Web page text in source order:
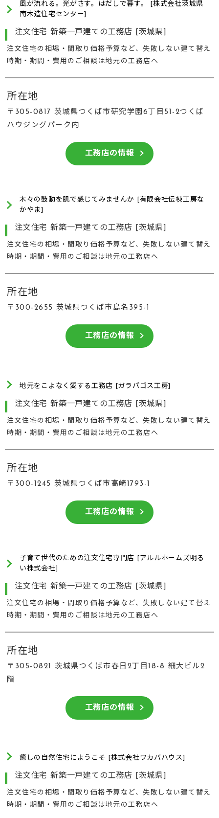
風が流れる。光がさす。はだしで暮す。 [株式会社茨城県
南木造住宅センター]
注文住宅 新築一戸建ての工務店 [茨城県]
注文住宅の相場・間取り価格予算など、失敗しない建て替え
時期・期間・費用のご相談は地元の工務店へ
所在地
〒305-0817 茨城県つくば市研究学園6丁目51-2つくば
ハウジングパーク内
工務店の情報
木々の鼓動を肌で感じてみませんか [有限会社伝棟工房な
かやま]
注文住宅 新築一戸建ての工務店 [茨城県]
注文住宅の相場・間取り価格予算など、失敗しない建て替え
時期・期間・費用のご相談は地元の工務店へ
所在地
〒300-2655 茨城県つくば市島名395-1
工務店の情報
地元をこよなく愛する工務店 [ガラパゴス工房]
注文住宅 新築一戸建ての工務店 [茨城県]
注文住宅の相場・間取り価格予算など、失敗しない建て替え
時期・期間・費用のご相談は地元の工務店へ
所在地
〒300-1245 茨城県つくば市高崎1793-1
工務店の情報
子育て世代のための注文住宅専門店 [アルルホームズ明る
い株式会社]
注文住宅 新築一戸建ての工務店 [茨城県]
注文住宅の相場・間取り価格予算など、失敗しない建て替え
時期・期間・費用のご相談は地元の工務店へ
所在地
〒305-0821 茨城県つくば市春日2丁目18-8 細大ビル2
階
工務店の情報
癒しの自然住宅にようこそ [株式会社ワカバハウス]
注文住宅 新築一戸建ての工務店 [茨城県]
注文住宅の相場・間取り価格予算など、失敗しない建て替え
時期・期間・費用のご相談は地元の工務店へ